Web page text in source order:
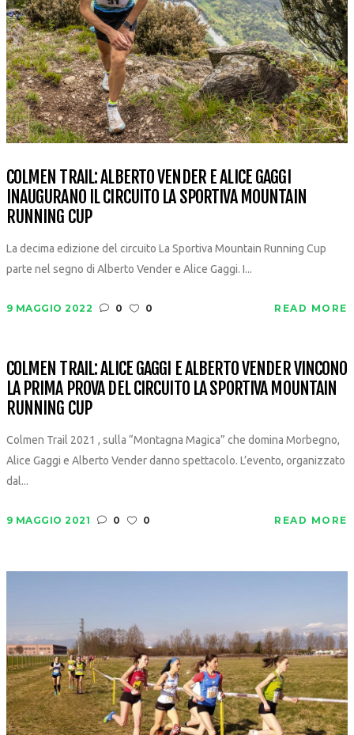
COLMEN TRAIL: ALBERTO VENDER E ALICE GAGGI
INAUGURANO IL CIRCUITO LA SPORTIVA MOUNTAIN
RUNNING CUP
La decima edizione del circuito La Sportiva Mountain Running Cup
parte nel segno di Alberto Vender e Alice Gaggi. I...
9 MAGGIO 2022 0 0 READ MORE
COLMEN TRAIL: ALICE GAGGI E ALBERTO VENDER VINCONO
LA PRIMA PROVA DEL CIRCUITO LA SPORTIVA MOUNTAIN
RUNNING CUP
Colmen Trail 2021 , sulla “Montagna Magica” che domina Morbegno,
Alice Gaggi e Alberto Vender danno spettacolo. L’evento, organizzato
dal...
9 MAGGIO 2021 0 0 READ MORE